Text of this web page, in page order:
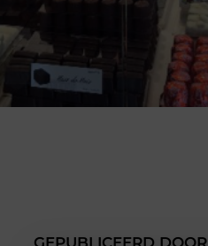
GEPUBLICEERD DOOR